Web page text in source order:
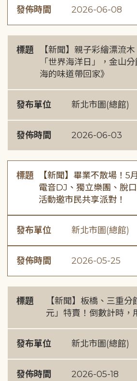
發佈時間 2026-06-08
標題
【新聞】親子彩繪漂流
「世界海洋日」，金山
海的味道帶回家》
發布單位 新北市圖(總館)
發佈時間 2026-06-03
標題
【新聞】畢業不散場！5
電音DJ、獨立樂團、脫
活動邀市民共享派對！
發布單位 新北市圖(總館)
發佈時間 2026-05-25
標題
【新聞】板橋、三重
元」特賣！倒數計時，
發布單位 新北市圖(總館)
發佈時間 2026-05-18